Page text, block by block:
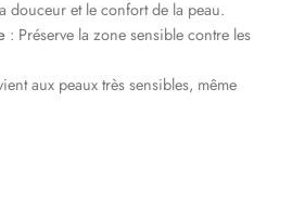
douceur et le confort de la peau.
: Préserve la zone sensible contre les
aux peaux très sensibles, même